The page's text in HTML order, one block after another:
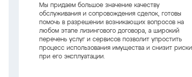
Мы придаем большое значение качеству
обслуживания и сопровождения сделок, готовы
помочь в разрешении возникающих вопросов на
любом этапе лизингового договора, а широкий
перечень услуг и сервисов позволит упростить
процесс использования имущества и снизит риски
при его эксплуатации.